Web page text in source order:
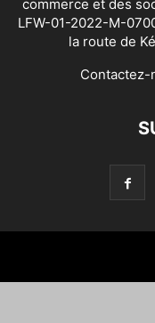
commerce et des
LFW-01-2022-M-
la route de
Contactez-